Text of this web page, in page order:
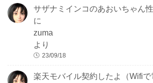
サザナミインコのあおいちゃん
に
zuma
より
23/09/18
楽天モバイル契約したよ（Wifi